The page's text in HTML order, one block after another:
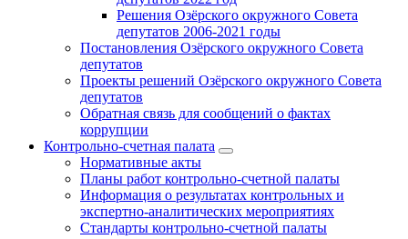
Решения Озёрского окружного Совета
депутатов 2006-2021 годы
Постановления Озёрского окружного Совета
депутатов
Проекты решений Озёрского окружного Совета
депутатов
Обратная связь для сообщений о фактах
коррупции
Контрольно-счетная палата
Нормативные акты
Планы работ контрольно-счетной палаты
Информация о результатах контрольных и
экспертно-аналитических мероприятиях
Стандарты контрольно-счетной палаты